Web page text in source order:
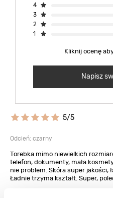
4
3
2
1
Kliknij ocenę
Napisz
5/5
Odcień: czarny
Torebka mimo niewielkich
telefon, dokumenty, mała
nie problem. Skóra super jakości,
Ładnie trzyma kształt. Super,